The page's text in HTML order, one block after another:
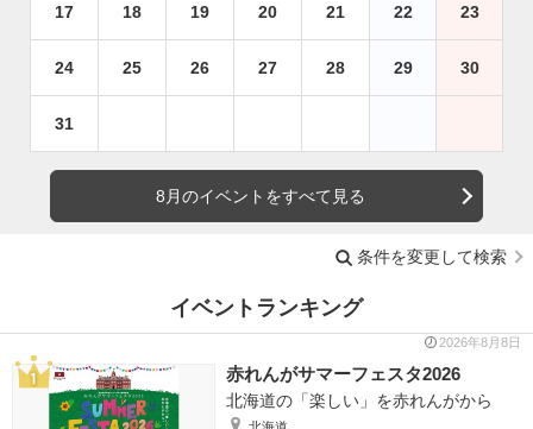
17 18 19 20 21 22 23
24 25 26 27 28 29 30
31
8月のイベントをすべて見る
条件を変更して検索
イベントランキング
2026年8月8日
赤れんがサマーフェスタ2026
北海道の「楽しい」を赤れんがから